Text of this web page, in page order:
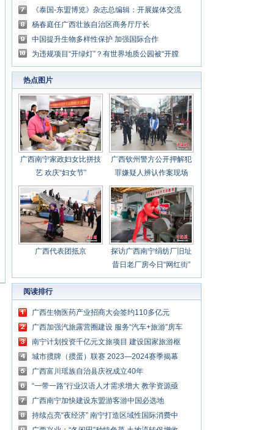
《泰国-东盟博览》杂志总编辑：开展媒体交流
讲好中国与东盟合作故事
杨春庭任广西壮族自治区商务厅厅长
中国提升生物多样性保护 加强国际合作
为违规项目“开绿灯”？有世界地质公园被“开膛
破肚”
热点图片
广西南宁家政妇女比拼技
艺 欢庆“妇女节”
广西钦州警方公开押解犯
罪嫌疑人辨认作案现场
广西代表团抵京
探访广西南宁绢纺厂旧址
昔日老厂房今日“网红街”
阅读排行
广西生物医药产业招商大会签约110多亿元
广西加强汽旅露营圈建设 服务“汽车+旅游”房车
文化
南宁计划投资千亿元文旅项目 建设国家旅游枢
纽城市
城市掼牌（掼蛋）联赛 2023—2024赛季揭幕
广西富川瑶族自治县庆祝成立40年
“一带一路”行业汉语人才需求增大 教学资源亟
待开发
广西南宁加快建设东盟游客游中国必选地
持续点亮“夜经济” 南宁打造区域性国际消费中